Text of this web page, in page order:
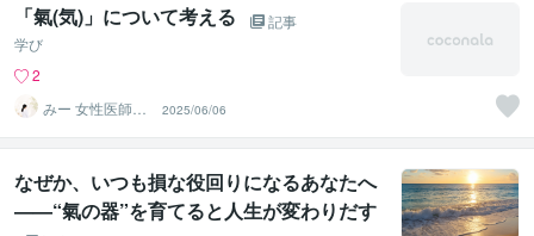
「氣(気)」について考える
記事
学び
2
みー 女性医師＊
二児の母＊悩み
相談
2025/06/06
なぜか、いつも損な役回りになるあなたへ
——“氣の器”を育てると人生が変わりだす